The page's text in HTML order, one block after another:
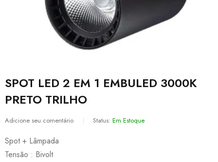
SPOT LED 2 EM 1 EMBULED 3000K
PRETO TRILHO
Adicione seu comentário Status: Em Estoque
Spot + Lâmpada
Tensão : Bivolt